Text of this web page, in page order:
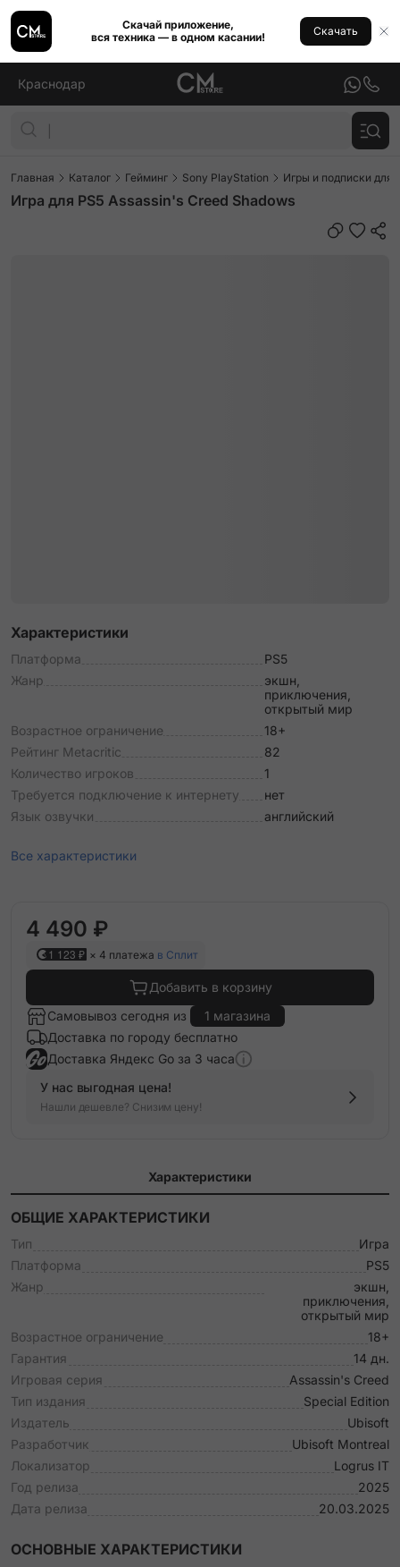
Скачай приложение,
вся техника — в одном касании!
Скачать
Краснодар
Главная Каталог Гейминг Sony PlayStation Игры и подписки для
Игра для PS5 Assassin's Creed Shadows
Характеристики
Платформа
PS5
Жанр
экшн,
приключения,
открытый мир
Возрастное ограничение
18+
Рейтинг Metacritic
82
Количество игроков
1
Требуется подключение к интернету
нет
Язык озвучки
английский
Все характеристики
4 490 ₽
1 123 ₽ × 4 платежа в Сплит
Добавить в корзину
Самовывоз сегодня из
1 магазина
Доставка по городу бесплатно
Доставка Яндекс Go за 3 часа
У нас выгодная цена!
Нашли дешевле? Снизим цену!
Характеристики
ОБЩИЕ ХАРАКТЕРИСТИКИ
Тип
Игра
Платформа
PS5
Жанр
экшн,
приключения,
открытый мир
Возрастное ограничение
18+
Гарантия
14 дн.
Игровая серия
Assassin's Creed
Тип издания
Special Edition
Издатель
Ubisoft
Разработчик
Ubisoft Montreal
Локализатор
Logrus IT
Год релиза
2025
Дата релиза
20.03.2025
ОСНОВНЫЕ ХАРАКТЕРИСТИКИ